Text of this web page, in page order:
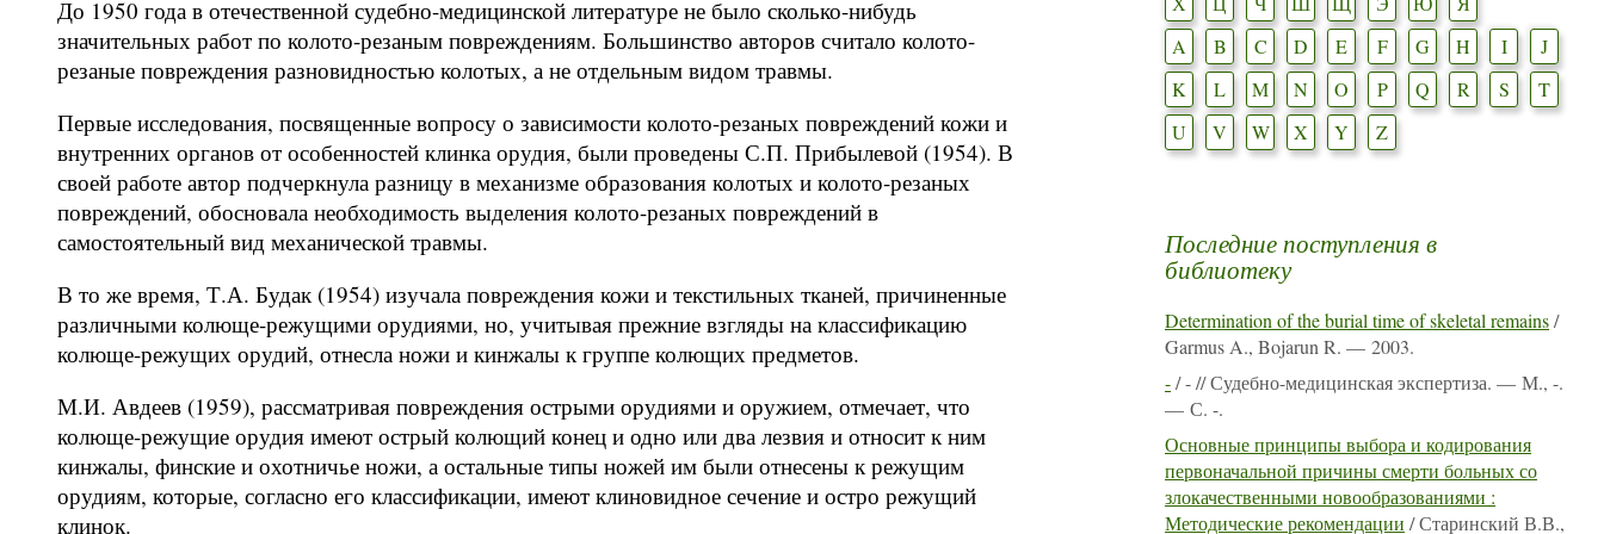
До 1950 года в отечественной судебно-медицинской литературе не было сколько-нибудь
значительных работ по колото-резаным повреждениям. Большинство авторов считало колото-
резаные повреждения разновидностью колотых, а не отдельным видом травмы.
Первые исследования, посвященные вопросу о зависимости колото-резаных повреждений кожи и
внутренних органов от особенностей клинка орудия, были проведены С.П. Прибылевой (1954). В
своей работе автор подчеркнула разницу в механизме образования колотых и колото-резаных
повреждений, обосновала необходимость выделения колото-резаных повреждений в
самостоятельный вид механической травмы.
В то же время, Т.А. Будак (1954) изучала повреждения кожи и текстильных тканей, причиненные
различными колюще-режущими орудиями, но, учитывая прежние взгляды на классификацию
колюще-режущих орудий, отнесла ножи и кинжалы к группе колющих предметов.
М.И. Авдеев (1959), рассматривая повреждения острыми орудиями и оружием, отмечает, что
колюще-режущие орудия имеют острый колющий конец и одно или два лезвия и относит к ним
кинжалы, финские и охотничье ножи, а остальные типы ножей им были отнесены к режущим
орудиям, которые, согласно его классификации, имеют клиновидное сечение и остро режущий
клинок.
A
B C D E F G H I
J
K
L M N O P Q R S
T
U
V W X Y Z
Последние поступления в
библиотеку
Determination of the burial time of skeletal remains/
Garmus A., Bojarun R. — 2003.
-/ - // Судебно-медицинская экспертиза. — М., -.
— С. -.
Основные принципы выбора и кодирования
первоначальной причины смерти больных со
злокачественными новообразованиями :
Методические рекомендации / Старинский В.В.,